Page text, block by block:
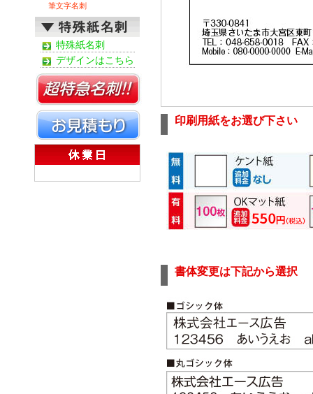
筆文字名刺
特殊紙名刺
デザインはこちら
印刷用紙をお選び下さい
書体変更は下記から選択